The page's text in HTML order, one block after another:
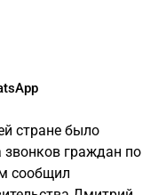
стране было
граждан по
сообщил